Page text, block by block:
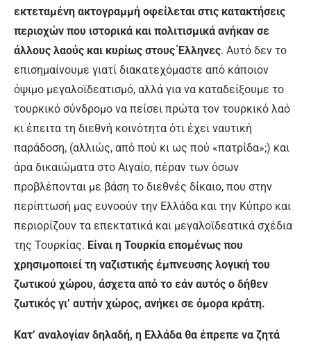
εκτεταμένη ακτογραμμή οφείλεται στις κατακτήσεις
περιοχών που ιστορικά και πολιτισμικά ανήκαν σε
άλλους λαούς και κυρίως στους Έλληνες. Αυτό δεν το
επισημαίνουμε γιατί διακατεχόμαστε από κάποιον
όψιμο μεγαλοϊδεατισμό, αλλά για να καταδείξουμε το
τουρκικό σύνδρομο να πείσει πρώτα τον τουρκικό λαό
κι έπειτα τη διεθνή κοινότητα ότι έχει ναυτική
παράδοση, (αλλιώς, από πού κι ως πού «πατρίδα»;) και
άρα δικαιώματα στο Αιγαίο, πέραν των όσων
προβλέπονται με βάση το διεθνές δίκαιο, που στην
περίπτωσή μας ευνοούν την Ελλάδα και την Κύπρο και
περιορίζουν τα επεκτατικά και μεγαλοϊδεατικά σχέδια
της Τουρκίας. Είναι η Τουρκία επομένως που
χρησιμοποιεί τη ναζιστικής έμπνευσης λογική του
ζωτικού χώρου, άσχετα από το εάν αυτός ο δήθεν
ζωτικός γι’ αυτήν χώρος, ανήκει σε όμορα κράτη.
Κατ’ αναλογίαν δηλαδή, η Ελλάδα θα έπρεπε να ζητά